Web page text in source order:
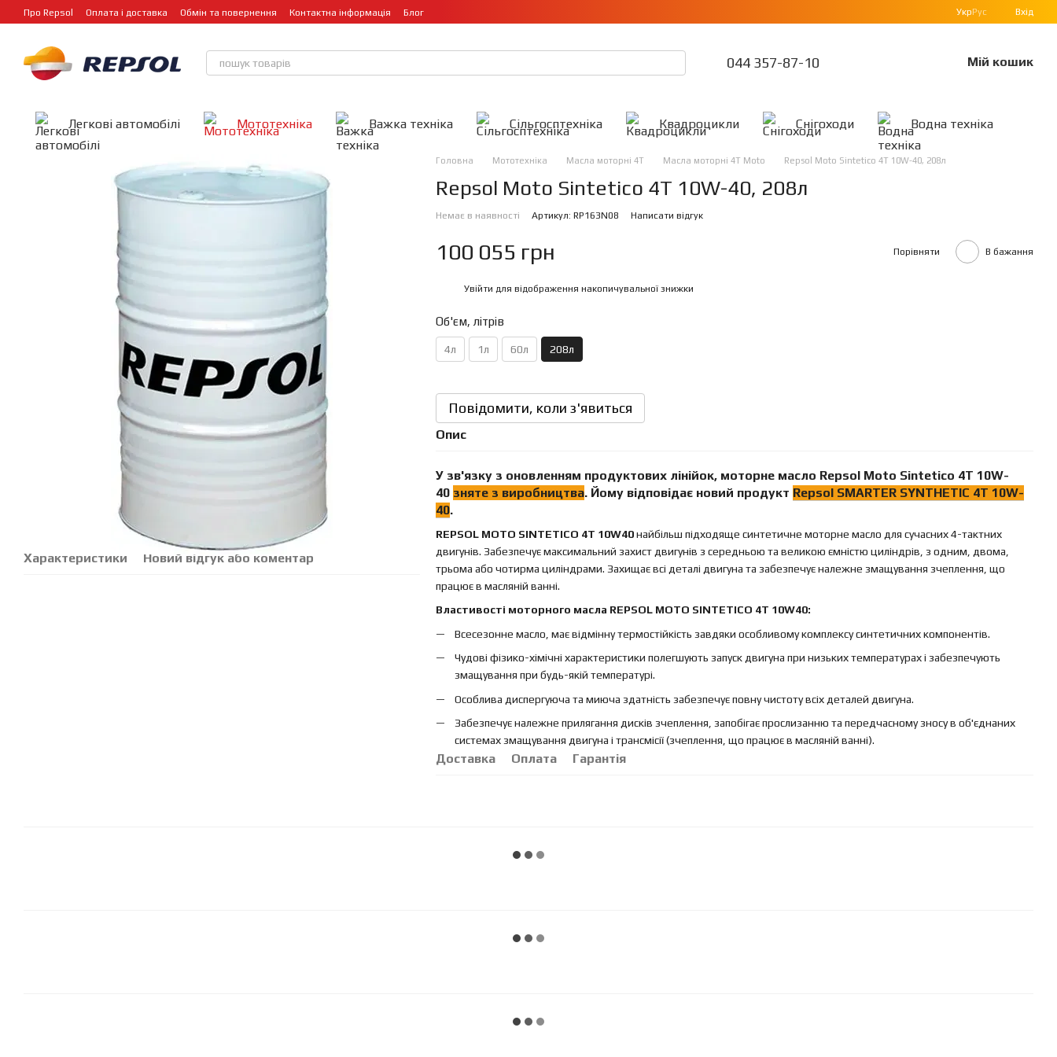
Перейти до основного контенту
Про Repsol Оплата і доставка Обмін та повернення Контактна інформація Блог УкрРус Вхід
044 357-87-10 Мій кошик
Легкові автомобілі Мототехніка Важка техніка Сільгосптехніка Квадроцикли Снігоходи Водна техніка
Характеристики Новий відгук або коментар
Головна Мототехніка Масла моторні 4Т Масла моторні 4Т Moto Repsol Moto Sintetico 4T 10W-40, 208л
Repsol Moto Sintetico 4T 10W-40, 208л
Немає в наявності Артикул: RP163N08 Написати відгук
100 055 грн Порівняти В бажання
Увійти для відображення накопичувальної знижки
Об'єм, літрів
4л 1л 60л 208л
Повідомити, коли з'явиться
Опис
У зв'язку з оновленням продуктових лінійок, моторне масло Repsol Moto Sintetico 4T 10W-
40 зняте з виробництва. Йому відповідає новий продукт Repsol SMARTER SYNTHETIC 4T 10W-
40.
REPSOL MOTO SINTETICO 4T 10W40найбільш підходяще синтетичне моторне масло для сучасних 4-тактних
двигунів. Забезпечує максимальний захист двигунів з середньою та великою ємністю циліндрів, з одним, двома,
трьома або чотирма циліндрами. Захищає всі деталі двигуна та забезпечує належне змащування зчеплення, що
працює в масляній ванні.
Властивості моторного масла REPSOL MOTO SINTETICO 4T 10W40:
Всесезонне масло, має відмінну термостійкість завдяки особливому комплексу синтетичних компонентів.
Чудові фізико-хімічні характеристики полегшують запуск двигуна при низьких температурах і забезпечують
змащування при будь-якій температурі.
Особлива диспергуюча та миюча здатність забезпечує повну чистоту всіх деталей двигуна.
Забезпечує належне прилягання дисків зчеплення, запобігає прослизанню та передчасному зносу в об'єднаних
системах змащування двигуна і трансмісії (зчеплення, що працює в масляній ванні).
Доставка Оплата Гарантія